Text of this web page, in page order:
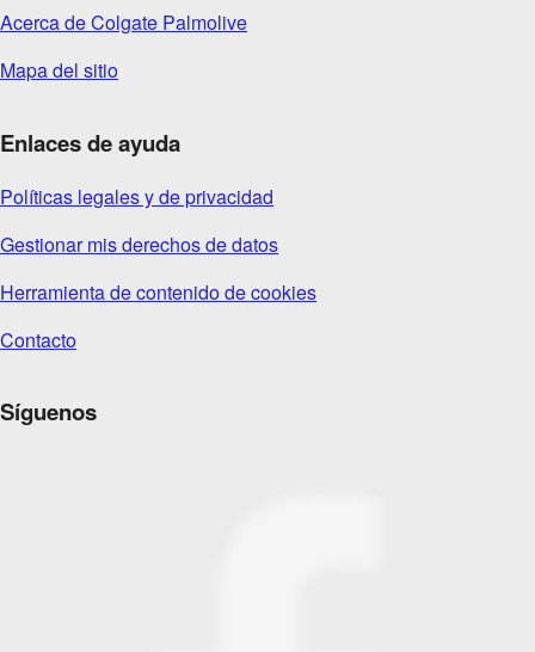
Acerca de Colgate Palmolive
Mapa del sitio
Enlaces de ayuda
Políticas legales y de privacidad
Gestionar mis derechos de datos
Herramienta de contenido de cookies
Contacto
Síguenos